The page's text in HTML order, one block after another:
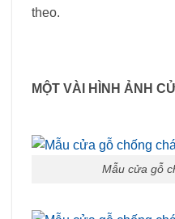
theo.
MỘT VÀI HÌNH ẢNH
Mẫu cửa gỗ